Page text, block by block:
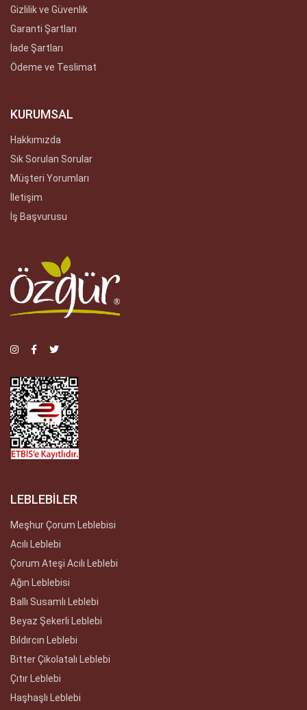
Gizlilik ve Güvenlik
Garanti Şartları
İade Şartları
Ödeme ve Teslimat
KURUMSAL
Hakkımızda
Sık Sorulan Sorular
Müşteri Yorumları
İletişim
İş Başvurusu
LEBLEBİLER
Meşhur Çorum Leblebisi
Acılı Leblebi
Çorum Ateşi Acılı Leblebi
Ağın Leblebisi
Ballı Susamlı Leblebi
Beyaz Şekerli Leblebi
Bıldırcın Leblebi
Bitter Çikolatalı Leblebi
Çıtır Leblebi
Haşhaşlı Leblebi